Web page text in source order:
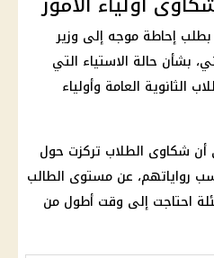
بطلب إحاطة موجه إلى وزير
بشأن حالة الاستياء التي
الثانوية العامة وأولياء
شكاوى الطلاب تركزت حول
رواياتهم، عن مستوى الطالب
احتاجت إلى وقت أطول من